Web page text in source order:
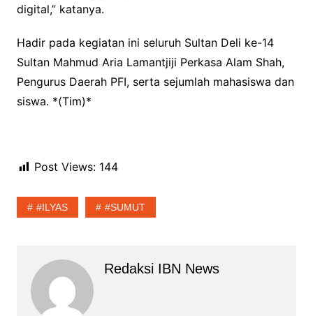
digital,” katanya.
Hadir pada kegiatan ini seluruh Sultan Deli ke-14
Sultan Mahmud Aria Lamantjiji Perkasa Alam Shah,
Pengurus Daerah PFI, serta sejumlah mahasiswa dan
siswa. *(Tim)*
Post Views: 144
#ILYAS #SUMUT
Redaksi IBN News